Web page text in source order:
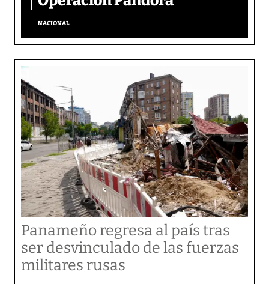
NACIONAL
Panameño regresa al país tras
ser desvinculado de las fuerzas
militares rusas